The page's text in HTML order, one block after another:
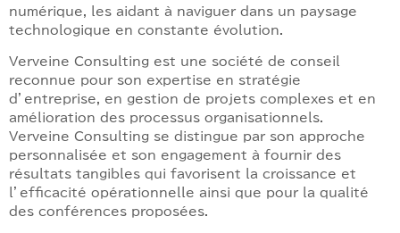
numérique, les aidant à naviguer dans un paysage
technologique en constante évolution.
Verveine Consulting est une société de conseil
reconnue pour son expertise en stratégie
d’entreprise, en gestion de projets complexes et en
amélioration des processus organisationnels.
Verveine Consulting se distingue par son approche
personnalisée et son engagement à fournir des
résultats tangibles qui favorisent la croissance et
l’efficacité opérationnelle ainsi que pour la qualité
des conférences proposées.